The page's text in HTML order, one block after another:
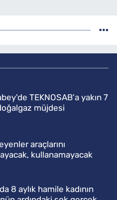
TEKNOSAB'a yakın 7
müjdesi
araçlarını
kullanamayacak
8 aylık hamile kadının